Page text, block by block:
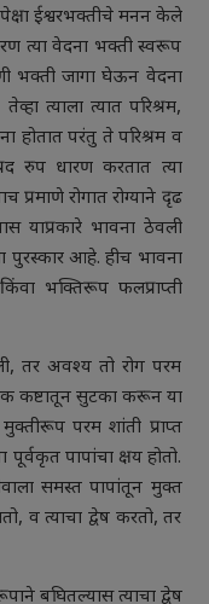
ईश्वरभक्तीचे मनन केले
त्या वेदना भक्ती स्वरूप
भक्ती जागा घेऊन वेदना
त्याला त्यात परिश्रम,
होतात परंतु ते परिश्रम व
रुप धारण करतात त्या
रोगात रोग्याने दृढ
याप्रकारे भावना ठेवली
पुरस्कार आहे. हीच भावना
भक्तिरूप फलप्राप्ती
तर अवश्य तो रोग परम
कष्टातून सुटका करून या
परम शांती प्राप्त
पापांचा क्षय होतो.
समस्त पापांतून मुक्त
व त्याचा द्वेष करतो, तर
बघितल्यास त्याचा द्वेष